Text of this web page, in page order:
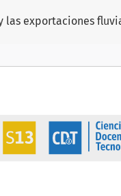
del artículo
las exportaciones